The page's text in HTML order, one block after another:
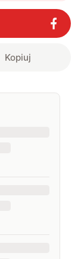
Kopiuj